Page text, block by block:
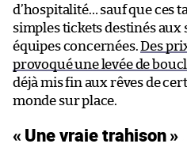
d’hospitalité… sauf que ces
simples tickets destinés
équipes concernées.Des
provoqué une levée de
déjà mis fin aux rêves de
monde sur place.
« Une vraie trahison »